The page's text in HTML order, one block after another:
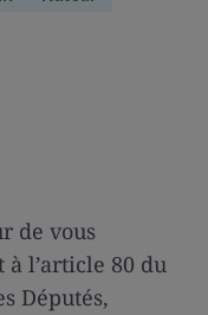
de vous
l’article 80 du
Députés,